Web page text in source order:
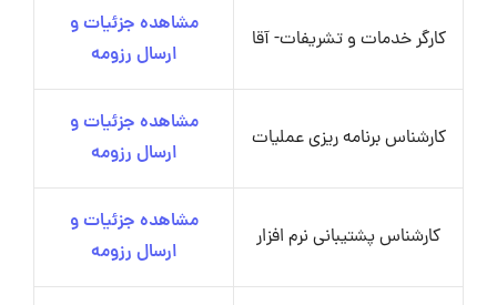
کارگر خدمات و تشریفات- آقا
مشاهده جزئیات و
ارسال رزومه
کارشناس برنامه ریزی عملیات
مشاهده جزئیات و
ارسال رزومه
کارشناس پشتیبانی نرم افزار
مشاهده جزئیات و
ارسال رزومه